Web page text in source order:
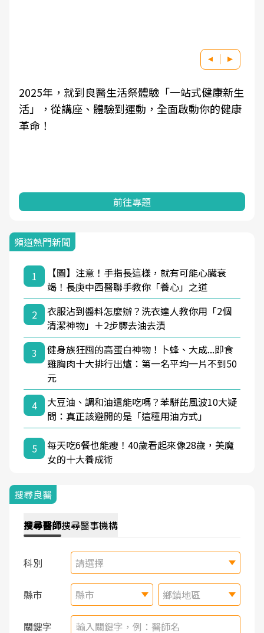
2025年，就到良醫生活祭體驗「一站式健康新生
活」，從講座、體驗到運動，全面啟動你的健康
革命！
前往專題
頻道熱門新聞
1
【圖】注意！手指長這樣，就有可能心臟衰
竭！長庚中西醫聯手教你「養心」之道
2
衣服沾到醬料怎麼辦？洗衣達人教你用「2個
清潔神物」＋2步驟去油去漬
3
健身族狂囤的高蛋白神物！卜蜂、大成...即食
雞胸肉十大排行出爐：第一名平均一片不到50
元
4
大豆油、調和油還能吃嗎？苯駢芘風波10大疑
問：真正該避開的是「這種用油方式」
5
每天吃6餐也能瘦！40歲看起來像28歲，美魔
女的十大養成術
搜尋良醫
搜尋醫師搜尋醫事機構
科別 請選擇
縣市 縣市 鄉鎮地區
關鍵字